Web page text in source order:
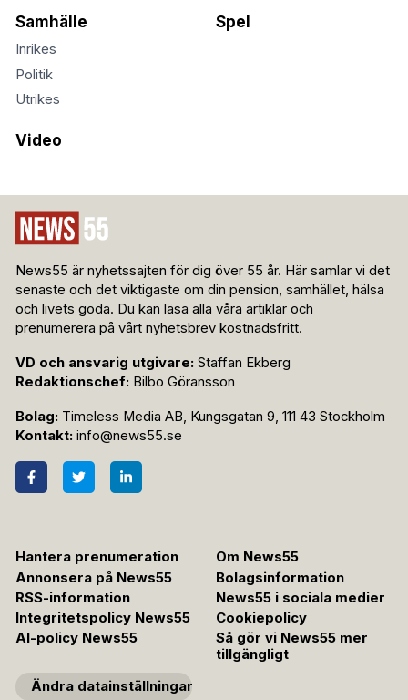
Samhälle
Inrikes
Politik
Utrikes
Spel
Video
News55 är nyhetssajten för dig över 55 år. Här samlar vi det
senaste och det viktigaste om din pension, samhället, hälsa
och livets goda. Du kan läsa alla våra artiklar och
prenumerera på vårt nyhetsbrev kostnadsfritt.
VD och ansvarig utgivare: Staffan Ekberg
Redaktionschef: Bilbo Göransson
Bolag: Timeless Media AB, Kungsgatan 9, 111 43 Stockholm
Kontakt: info@news55.se
Hantera prenumeration
Om News55
Annonsera på News55
Bolagsinformation
RSS-information
News55 i sociala medier
Integritetspolicy News55
Cookiepolicy
AI-policy News55
Så gör vi News55 mer
tillgängligt
Ändra datainställningar